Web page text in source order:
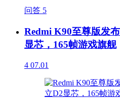
问答 5
Redmi K90至尊版发
显芯，165帧游戏旗舰
4 07.01